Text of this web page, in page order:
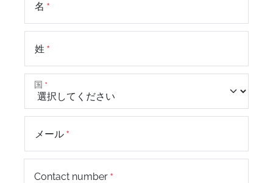
名
姓
国
メール
+44
Contact number